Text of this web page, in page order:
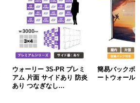
ウォーリー 3S-PR プレミ
アム 片面 サイドあり 防炎
あり つなぎなし
簡易バックボ
ートウォー